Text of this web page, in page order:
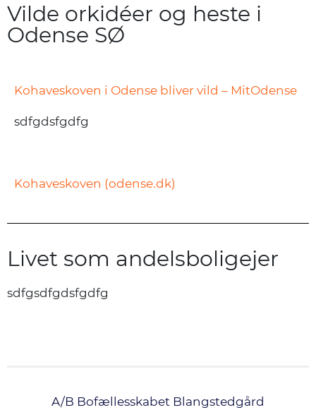
Vilde orkidéer og heste i
Odense SØ
Kohaveskoven i Odense bliver vild – MitOdense
sdfgdsfgdfg
Kohaveskoven (odense.dk)
Livet som andelsboligejer
sdfgsdfgdsfgdfg
A/B Bofællesskabet Blangstedgård